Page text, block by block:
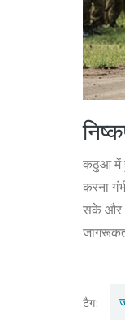
कठुआ में
करना
सके और
टैग: